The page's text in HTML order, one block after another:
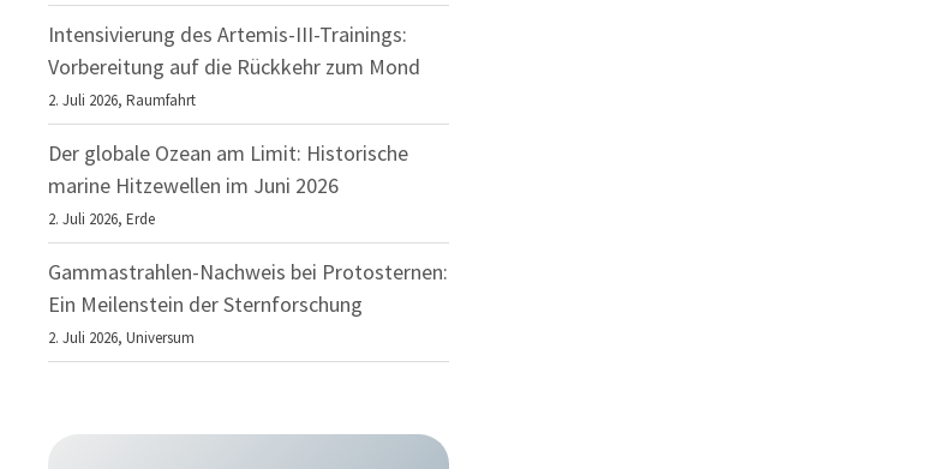
Intensivierung des Artemis-III-Trainings:
Vorbereitung auf die Rückkehr zum Mond
2. Juli 2026,Raumfahrt
Der globale Ozean am Limit: Historische
marine Hitzewellen im Juni 2026
2. Juli 2026,Erde
Gammastrahlen-Nachweis bei Protosternen:
Ein Meilenstein der Sternforschung
2. Juli 2026,Universum